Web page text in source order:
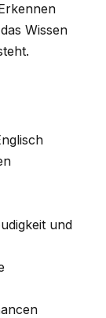
Wissen
und